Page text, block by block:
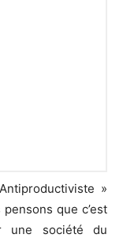
»
que c’est
une société du